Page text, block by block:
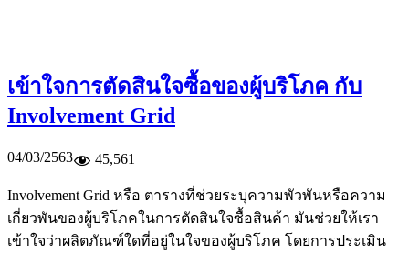
เข้าใจการตัดสินใจซื้อของผู้บริโภค กับ
Involvement Grid
04/03/2563 45,561
Involvement Grid หรือ ตารางที่ช่วยระบุความพัวพันหรือความ
เกี่ยวพันของผู้บริโภคในการตัดสินใจซื้อสินค้า มันช่วยให้เรา
เข้าใจว่าผลิตภัณฑ์ใดที่อยู่ในใจของผู้บริโภค โดยการประเมิน